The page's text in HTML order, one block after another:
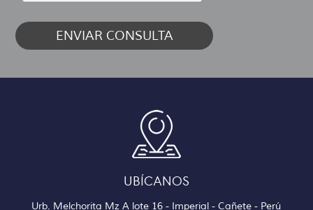
UBÍCANOS
Urb. Melchorita Mz A lote 16 - Imperial - Cañete - Perú